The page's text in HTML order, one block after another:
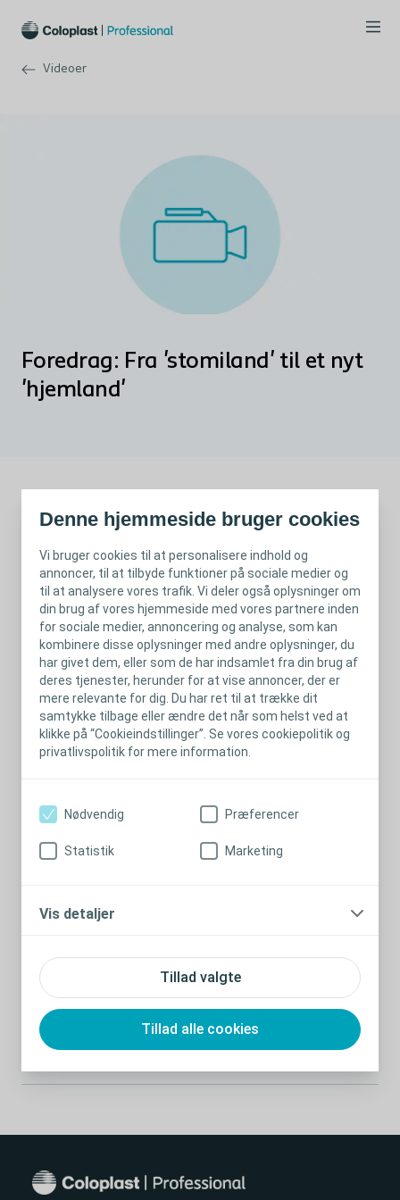
Denne hjemmeside bruger cookies
Vi bruger cookies til at personalisere indhold og
annoncer, til at tilbyde funktioner på sociale medier og
til at analysere vores trafik. Vi deler også oplysninger om
din brug af vores hjemmeside med vores partnere inden
for sociale medier, annoncering og analyse, som kan
kombinere disse oplysninger med andre oplysninger, du
har givet dem, eller som de har indsamlet fra din brug af
deres tjenester, herunder for at vise annoncer, der er
mere relevante for dig. Du har ret til at trække dit
samtykke tilbage eller ændre det når som helst ved at
klikke på “Cookieindstillinger”. Se vores cookiepolitik og
privatlivspolitik for mere information.
Tillad valgte
Tillad alle cookies
Nødvendig Præferencer
Statistik Marketing
Vis detaljer
Videoer
Foredrag: Fra 'stomiland' til et nyt
'hjemland'
hun fortæller om patientens rejse fra stomiland til et nyt
hjemland.
Stomidage 2018, København
Udforsk emner
PsykologiStomikomplikationer